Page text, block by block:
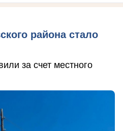
района стало
за счет местного